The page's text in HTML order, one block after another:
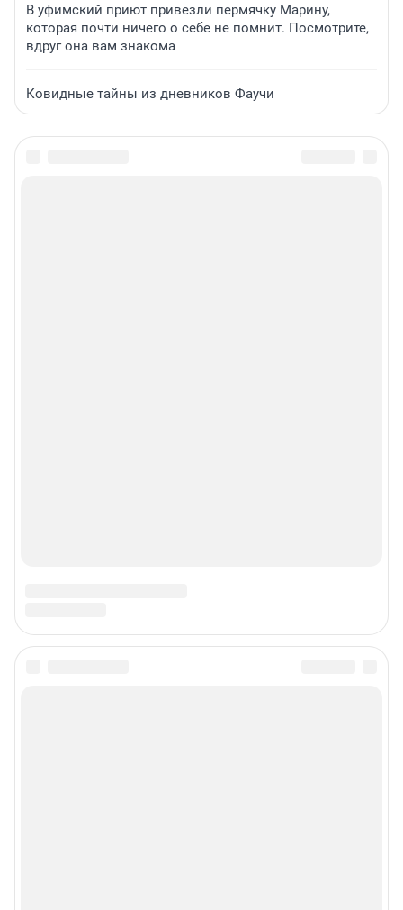
В уфимский приют привезли пермячку Марину,
которая почти ничего о себе не помнит. Посмотрите,
вдруг она вам знакома
Ковидные тайны из дневников Фаучи